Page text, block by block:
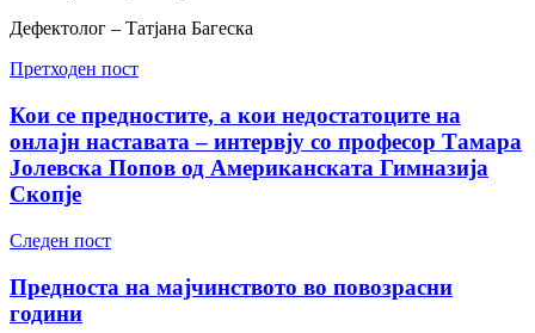
Дефектолог – Татјана Багеска
Претходен пост
Кои се предностите, а кои недостатоците на
онлајн наставата – интервју со професор Тамара
Јолевска Попов од Американската Гимназија
Скопје
Следен пост
Предноста на мајчинството во повозрасни
години